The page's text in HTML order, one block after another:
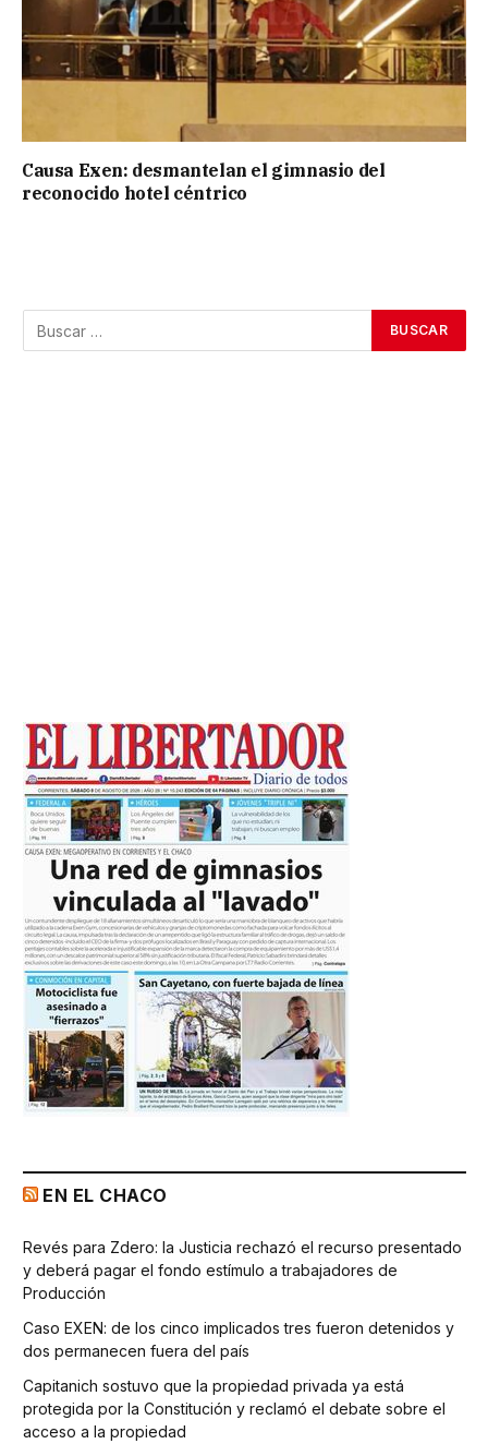
Causa Exen: desmantelan el gimnasio del
reconocido hotel céntrico
EN EL CHACO
Revés para Zdero: la Justicia rechazó el recurso presentado
y deberá pagar el fondo estímulo a trabajadores de
Producción
Caso EXEN: de los cinco implicados tres fueron detenidos y
dos permanecen fuera del país
Capitanich sostuvo que la propiedad privada ya está
protegida por la Constitución y reclamó el debate sobre el
acceso a la propiedad